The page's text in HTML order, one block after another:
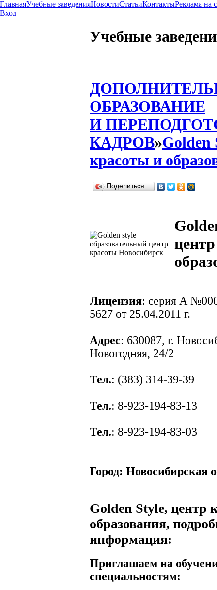
ГлавнаяУчебные заведенияНовостиСтатьиКонтактыРеклама на
Вход
Учебные
ОБРАЗОВАНИЕ
И
КАДРОВ»Golden
красоты и
Поделиться…
Лицензия: серия А
5627 от 25.04.2011 г.
Адрес: 630087, г.
Новогодняя, 24/2
Тел.: (383) 314-39-39
Тел.: 8-923-194-83-13
Тел.: 8-923-194-83-03
Город: Новосибирская
Golden Style, центр
образования,
информация:
Приглашаем на
специальностям: